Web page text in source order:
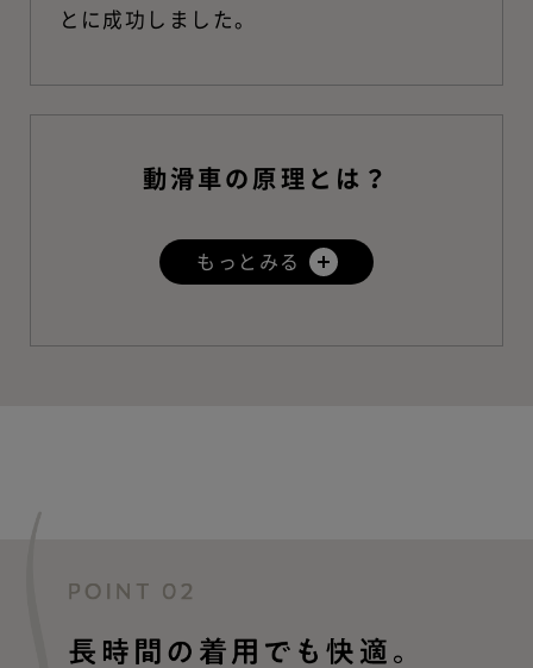
とに成功しました。
動滑車の原理とは？
もっとみる